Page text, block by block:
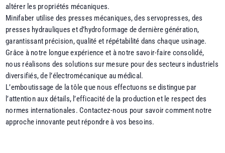
altérer les propriétés mécaniques.
Minifaber utilise des presses mécaniques, des servopresses, des
presses hydrauliques et d’hydroformage de dernière génération,
garantissant précision, qualité et répétabilité dans chaque usinage.
Grâce à notre longue expérience et à notre savoir-faire consolidé,
nous réalisons des solutions sur mesure pour des secteurs industriels
diversifiés, de l’électromécanique au médical.
L’emboutissage de la tôle que nous effectuons se distingue par
l’attention aux détails, l’efficacité de la production et le respect des
normes internationales. Contactez-nous pour savoir comment notre
approche innovante peut répondre à vos besoins.